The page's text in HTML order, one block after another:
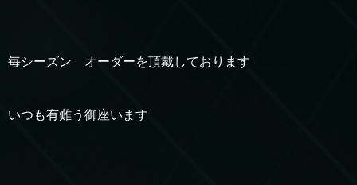
毎シーズン オーダーを頂戴しております
いつも有難う御座います